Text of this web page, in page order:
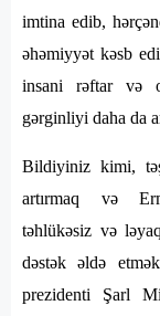
imtina edib,
əhəmiyyət kəsb
insani rəftar və
gərginliyi daha da
Bildiyiniz kimi,
artırmaq və
təhlükəsiz və
dəstək əldə
prezidenti Şarl